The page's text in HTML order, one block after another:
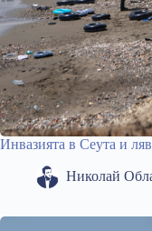
Инвазията в Сеута и
Николай